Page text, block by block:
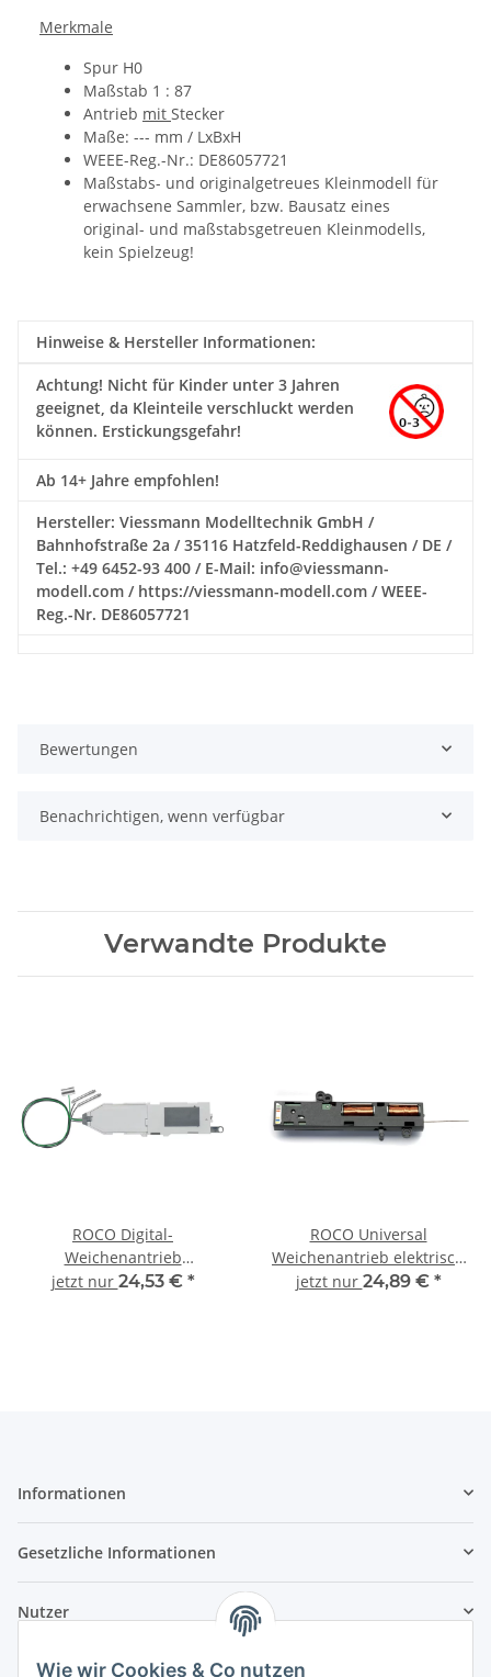
Wie wir Cookies & Co nutzen
Merkmale
Spur H0
Maßstab 1 : 87
Antrieb mit Stecker
Maße: --- mm / LxBxH
WEEE-Reg.-Nr.: DE86057721
Maßstabs- und originalgetreues Kleinmodell für
erwachsene Sammler, bzw. Bausatz eines
original- und maßstabsgetreuen Kleinmodells,
kein Spielzeug!
Hinweise & Hersteller Informationen:
Achtung! Nicht für Kinder unter 3 Jahren
geeignet, da Kleinteile verschluckt werden
können. Erstickungsgefahr!
Ab 14+ Jahre empfohlen!
Hersteller: Viessmann Modelltechnik GmbH /
Bahnhofstraße 2a / 35116 Hatzfeld-Reddighausen / DE /
Tel.: +49 6452-93 400 / E-Mail: info@viessmann-
modell.com / https://viessmann-modell.com / WEEE-
Reg.-Nr. DE86057721
Bewertungen
Benachrichtigen, wenn verfügbar
Verwandte Produkte
ROCO Digital-
Weichenantrieb
Bettungsgleis RocoLine
jetzt nur 24,53 € *
ROCO Universal
Weichenantrieb elektrisch
61195 Bettungsgleis geoLine
jetzt nur 24,89 € *
Informationen
Gesetzliche Informationen
Nutzer